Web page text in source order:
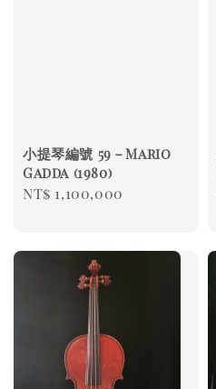
小提琴編號 59－Mario
Gadda (1980)
Regular
NT$ 1,100,000